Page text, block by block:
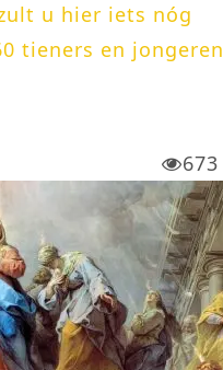
u hier iets nóg
tieners en jongeren
673